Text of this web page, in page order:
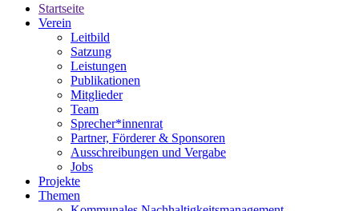
Startseite
Verein
Leitbild
Satzung
Leistungen
Publikationen
Mitglieder
Team
Sprecher*innenrat
Partner, Förderer & Sponsoren
Ausschreibungen und Vergabe
Jobs
Projekte
Themen